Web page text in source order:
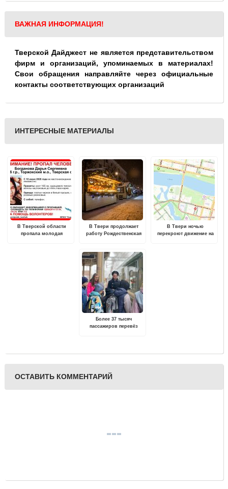
ВАЖНАЯ ИНФОРМАЦИЯ!
Тверской Дайджест не является представительством
фирм и организаций, упоминаемых в материалах!
Свои обращения направляйте через официальные
контакты соответствующих организаций
ИНТЕРЕСНЫЕ МАТЕРИАЛЫ
В Тверской области
пропала молодая
В Твери продолжает
работу Рождественская
В Твери ночью
перекроют движение на
Более 37 тысяч
пассажиров перевёз
ОСТАВИТЬ КОММЕНТАРИЙ